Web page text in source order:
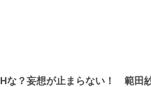
Hな？妄想が止まらない！ 範田